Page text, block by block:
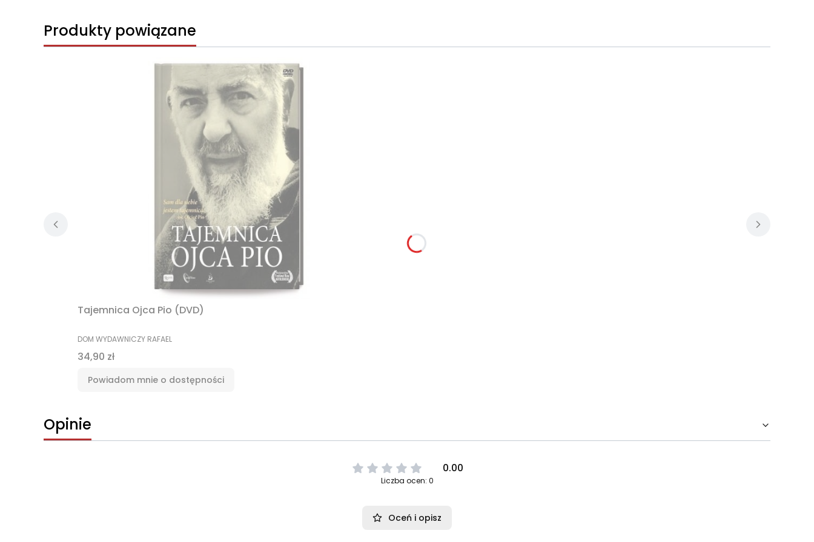
Produkty powiązane
Tajemnica Ojca Pio (DVD)
PRODUCENT
DOM WYDAWNICZY RAFAEL
Cena
34,90 zł
Powiadom mnie o dostępności
Opinie
0.00
Liczba ocen: 0
Oceń i opisz